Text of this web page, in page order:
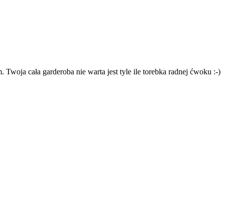
cała garderoba nie warta jest tyle ile torebka radnej ćwoku :-)